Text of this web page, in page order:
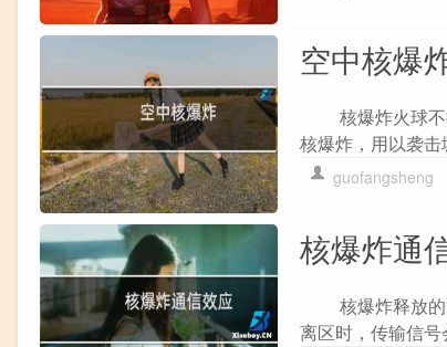
空中核爆
核爆炸火球不
核爆炸，用以袭
guofangsheng
核爆炸通
核爆炸释放的
离区时，传输信